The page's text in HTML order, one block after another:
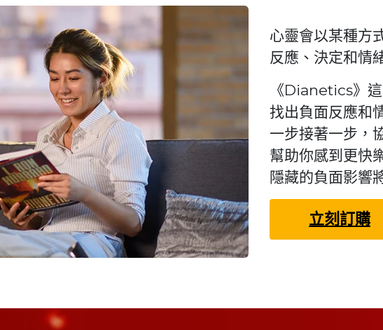
心靈會以某種方
反應、決定和情
《Dianetics》
找出負面反應和
一步接著一步，
幫助你感到更快
隱藏的負面影響
立刻訂購